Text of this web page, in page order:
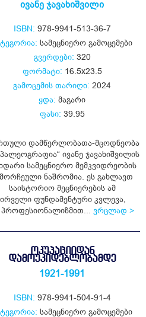
ივანე ჯავახიშვილი
ISBN: 978-9941-513-36-7
სამეცნიერო გამოცემები
გვერდები: 320
ფორმატი: 16.5x23.5
გამოცემის თარიღი: 2024
ყდა: მაგარი
ფასი: 39.95
დამწერლობათა-მცოდნეობა
ივანე ჯავახიშვილის
სამეცნიერო მემკვიდრეობის
ნაშრომია. ეს გახლავთ
საისტორიო მეცნიერების ამ
ფუნდამენტური კვლევა,
ვრცლად >
ᲝᲙᲣᲞᲐᲪᲘᲘᲓᲐᲜ
ᲓᲐᲛᲝᲣᲙᲘᲓᲔᲑᲚᲝᲑᲐᲛᲓᲔ
1921-1991
ISBN: 978-9941-504-91-4
სამეცნიერო გამოცემები